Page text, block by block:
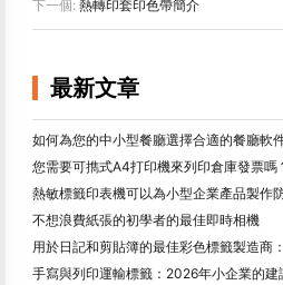
下一個: 熱轉印套印色帶簡介
最新文章
如何為您的中小型餐廳選擇合適的餐廳軟
您需要可擕式A4打印機來列印倉庫發票嗎
熱敏標籤印表機可以為小型企業產品製作
不想浪費紙張的初學者的最佳即時相機
用於日記和剪貼簿的最佳彩色標籤製造商
手寫與列印運輸標籤：2026年小企業的建